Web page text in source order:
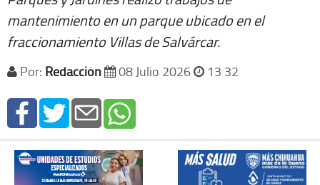
mantenimiento en un parque ubicado en el
fraccionamiento Villas de Salvárcar.
Por: Redacción 08 Julio 2026 13 32